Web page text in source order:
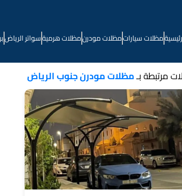
مظلات سياراتمظلات مودرنمظلات هرميةسواتر الرياض
مرتبطة بـمظلات مودرن جنوب الرياض